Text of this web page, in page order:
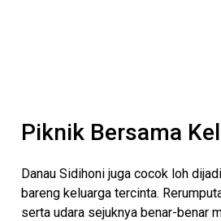
Piknik Bersama
Danau Sidihoni juga cocok loh
bareng keluarga tercinta.
serta udara sejuknya benar-benar